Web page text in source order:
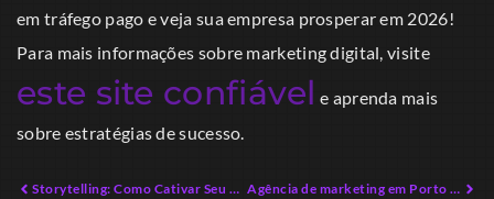
em tráfego pago e veja sua empresa prosperar em 2026!
Para mais informações sobre marketing digital, visite
este site confiável e aprenda mais
sobre estratégias de sucesso.
Storytelling: Como Cativar Seu Público com Narrativas Impactantes Agência de marketing em Porto Belo: Dicas para Crescimento Imediato